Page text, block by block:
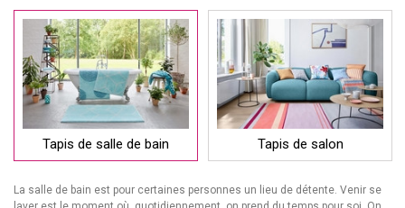
Tapis de salle de bain Tapis de salon
La salle de bain est pour certaines personnes un lieu de détente. Venir se